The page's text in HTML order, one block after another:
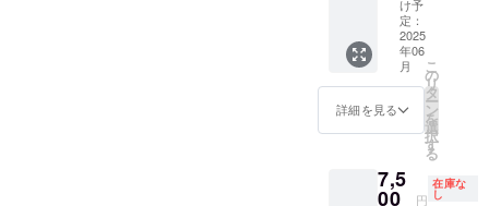
イズ：
（大）
サイズ
・支援
時、備
考欄に
掲載を
れるお
名前を
RIDGE
オンラ
インス
クール
でも生
徒たち
にその
授業を
ます！
（授業
載プラ
ン プ
ラチ
ナ】
RIDGE
ONLINE
SCHOO
Lのホー
ジの支
援者様
け予
定：
2025
年06
月
詳細を見る
こ
の
リ
タ
ー
ン
を
選
択
す
る
7,5
00 円
在庫な
し